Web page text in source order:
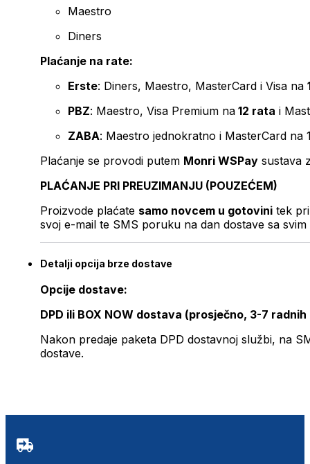
Maestro
Diners
Plaćanje na rate:
Erste: Diners, Maestro, MasterCard i Visa na
PBZ: Maestro, Visa Premium na 12 rata i
ZABA: Maestro jednokratno i MasterCard na
Plaćanje se provodi putem Monri WSPay sustava
PLAĆANJE PRI PREUZIMANJU (POUZEĆEM)
Proizvode plaćate samo novcem u gotovini tek
svoj e-mail te SMS poruku na dan dostave sa svim
Detalji opcija brze dostave
Opcije dostave:
DPD ili BOX NOW dostava (prosječno, 3-7 radnih
Nakon predaje paketa DPD dostavnoj službi, na
dostave.